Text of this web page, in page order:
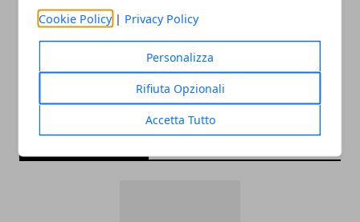
Cookie Policy | Privacy Policy
Personalizza
Rifiuta Opzionali
Accetta Tutto